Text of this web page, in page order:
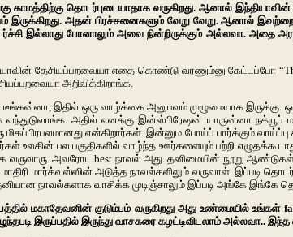
காமத்திற்கு தொடர்புடையாதாக வருகிறது. ஆனால்
இருக்கிறது. அதன் பிரச்சனைகளும் வேறு வேறு. ஆனால்
இல்லாது போனாலும் அவை நின்றிருக்கும் அல்லவா. அதை
தேசியப்பறவையா எதை கொண்டு வரணும்னு கேட்டப்போ
அறிவிக்கிறாங்க.
இதில் ஒரு வாழ்க்கை அனுபவம் முழுமையாக இருக்கு. ஒரு
அதில் எனக்கு இன்ஸ்பிரேஷன் யாருன்னா நக்யூப்
என்கிறார்கள். இன்னும போய்ப் பார்க்கும்
உலகின் பல பகுதிகளில் வாழ்ந்த ஊர்களையும் பற்றி
வருவாரு. அவரோட best நாவல் அது. தனிமையின் நூறு
மாதிரி மார்க்வஸ்ஸின் அடுத்த நாவல்களிலும் வருவாள். இப்படி
நாவல்களாக வாசிக்க முடிஞ்சாலும் இப்படி அங்கே இங்கே
மகாதேவனின் குடும்பம் வருகிறது அது உண்மையில் உங்கள்
இருப்பதில் இருந்து வாசகரை கழட்டிவிடலாம்